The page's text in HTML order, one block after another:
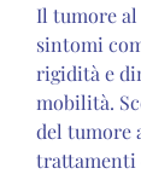
Il tumore al
sintomi
rigidità e
mobilità.
del tumore